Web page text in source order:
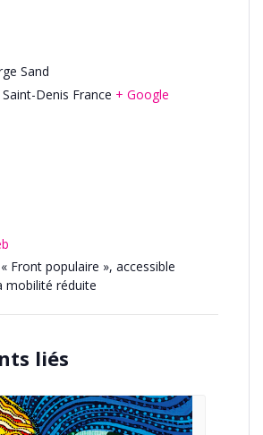
Sand
Denis France + Google
Front populaire », accessible
mobilité réduite
liés